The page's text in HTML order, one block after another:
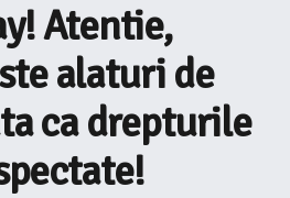
Atentie,
alaturi de
ca drepturile